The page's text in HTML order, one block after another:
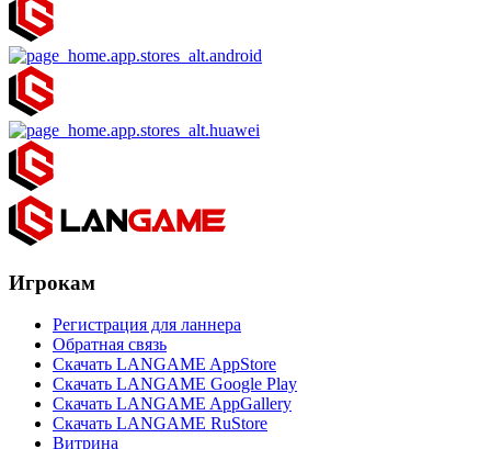
Игрокам
Регистрация для ланнера
Обратная связь
Скачать LANGAME AppStore
Скачать LANGAME Google Play
Скачать LANGAME AppGallery
Скачать LANGAME RuStore
Витрина